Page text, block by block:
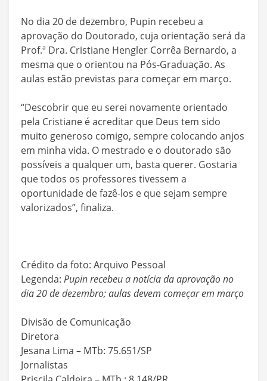
No dia 20 de dezembro, Pupin recebeu a
aprovação do Doutorado, cuja orientação será da
Prof.ª Dra. Cristiane Hengler Corrêa Bernardo, a
mesma que o orientou na Pós-Graduação. As
aulas estão previstas para começar em março.
“Descobrir que eu serei novamente orientado
pela Cristiane é acreditar que Deus tem sido
muito generoso comigo, sempre colocando anjos
em minha vida. O mestrado e o doutorado são
possíveis a qualquer um, basta querer. Gostaria
que todos os professores tivessem a
oportunidade de fazê-los e que sejam sempre
valorizados”, finaliza.
Crédito da foto: Arquivo Pessoal
Legenda: Pupin recebeu a notícia da aprovação no
dia 20 de dezembro; aulas devem começar em março
Divisão de Comunicação
Diretora
Jesana Lima – MTb: 75.651/SP
Jornalistas